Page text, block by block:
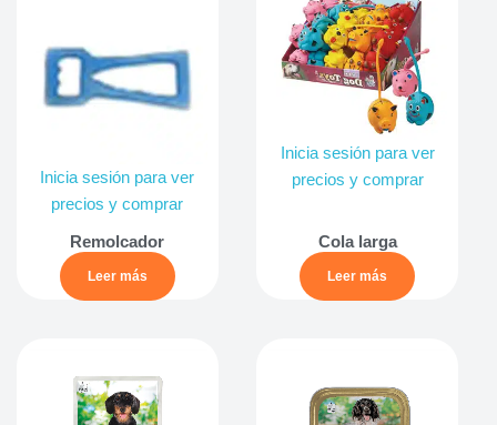
Inicia sesión para ver
precios y comprar
Remolcador
Leer más
Inicia sesión para ver
precios y comprar
Cola larga
Leer más